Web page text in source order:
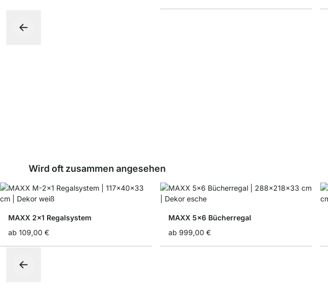
Wird oft zusammen angesehen
MAXX 2x1 Regalsystem
ab 109,00 €
MAXX 5x6 Bücherregal
ab 999,00 €